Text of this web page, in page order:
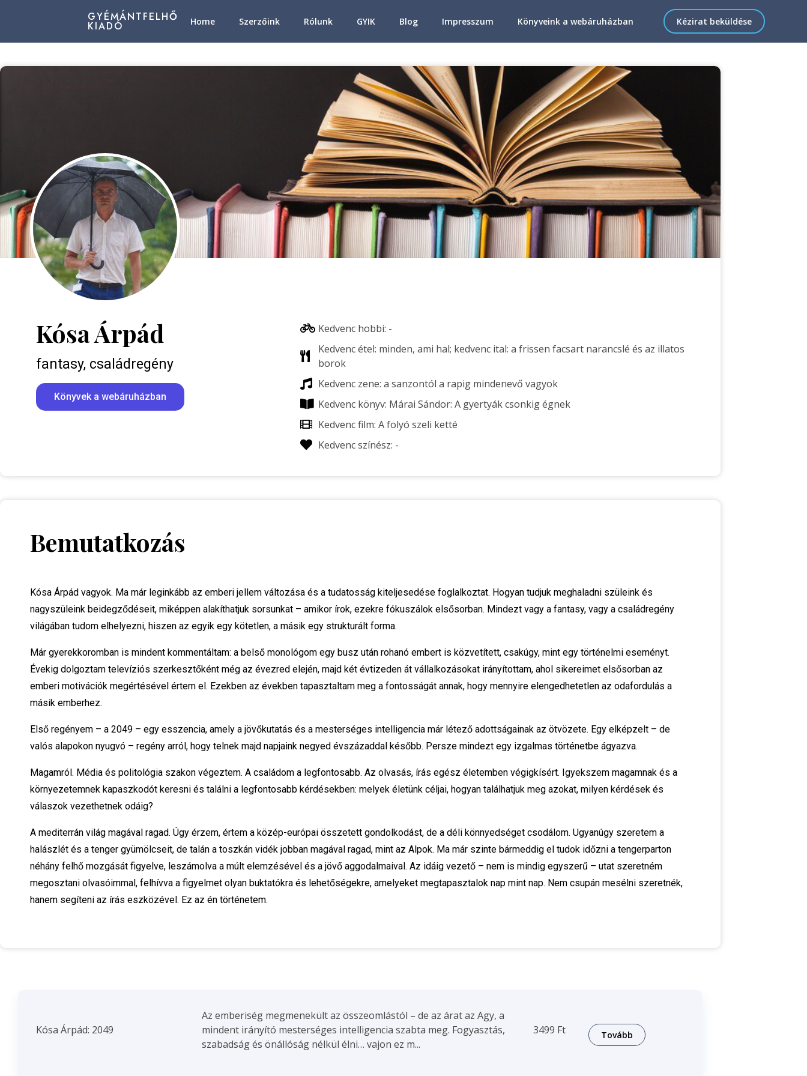
GYÉMÁNTFELHŐ
KIADÓ Home Szerzőink Rólunk GYIK Blog Impresszum Könyveink a webáruházban Kézirat beküldése
Kósa Árpád
fantasy, családregény
Könyvek a webáruházban
Kedvenc hobbi: -
Kedvenc étel: minden, ami hal; kedvenc ital: a frissen facsart narancslé és az illatos
borok
Kedvenc zene: a sanzontól a rapig mindenevő vagyok
Kedvenc könyv: Márai Sándor: A gyertyák csonkig égnek
Kedvenc film: A folyó szeli ketté
Kedvenc színész: -
Bemutatkozás
Kósa Árpád vagyok. Ma már leginkább az emberi jellem változása és a tudatosság kiteljesedése foglalkoztat. Hogyan tudjuk meghaladni szüleink és
nagyszüleink beidegződéseit, miképpen alakíthatjuk sorsunkat – amikor írok, ezekre fókuszálok elsősorban. Mindezt vagy a fantasy, vagy a családregény
világában tudom elhelyezni, hiszen az egyik egy kötetlen, a másik egy strukturált forma.
Már gyerekkoromban is mindent kommentáltam: a belső monológom egy busz után rohanó embert is közvetített, csakúgy, mint egy történelmi eseményt.
Évekig dolgoztam televíziós szerkesztőként még az évezred elején, majd két évtizeden át vállalkozásokat irányítottam, ahol sikereimet elsősorban az
emberi motivációk megértésével értem el. Ezekben az években tapasztaltam meg a fontosságát annak, hogy mennyire elengedhetetlen az odafordulás a
másik emberhez.
Első regényem – a 2049 – egy esszencia, amely a jövőkutatás és a mesterséges intelligencia már létező adottságainak az ötvözete. Egy elképzelt – de
valós alapokon nyugvó – regény arról, hogy telnek majd napjaink negyed évszázaddal később. Persze mindezt egy izgalmas történetbe ágyazva.
Magamról. Média és politológia szakon végeztem. A családom a legfontosabb. Az olvasás, írás egész életemben végigkísért. Igyekszem magamnak és a
környezetemnek kapaszkodót keresni és találni a legfontosabb kérdésekben: melyek életünk céljai, hogyan találhatjuk meg azokat, milyen kérdések és
válaszok vezethetnek odáig?
A mediterrán világ magával ragad. Úgy érzem, értem a közép-európai összetett gondolkodást, de a déli könnyedséget csodálom. Ugyanúgy szeretem a
halászlét és a tenger gyümölcseit, de talán a toszkán vidék jobban magával ragad, mint az Alpok. Ma már szinte bármeddig el tudok időzni a tengerparton
néhány felhő mozgását figyelve, leszámolva a múlt elemzésével és a jövő aggodalmaival. Az idáig vezető – nem is mindig egyszerű – utat szeretném
megosztani olvasóimmal, felhívva a figyelmet olyan buktatókra és lehetőségekre, amelyeket megtapasztalok nap mint nap. Nem csupán mesélni szeretnék,
hanem segíteni az írás eszközével. Ez az én történetem.
Kósa Árpád: 2049
Az emberiség megmenekült az összeomlástól – de az árat az Agy, a
mindent irányító mesterséges intelligencia szabta meg. Fogyasztás,
szabadság és önállóság nélkül élni… vajon ez m...
3499 Ft Tovább